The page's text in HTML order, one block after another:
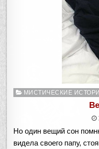
Опубликовано
МИСТИЧЕСКИЕ
Но один вещий сон
видела своего папу,